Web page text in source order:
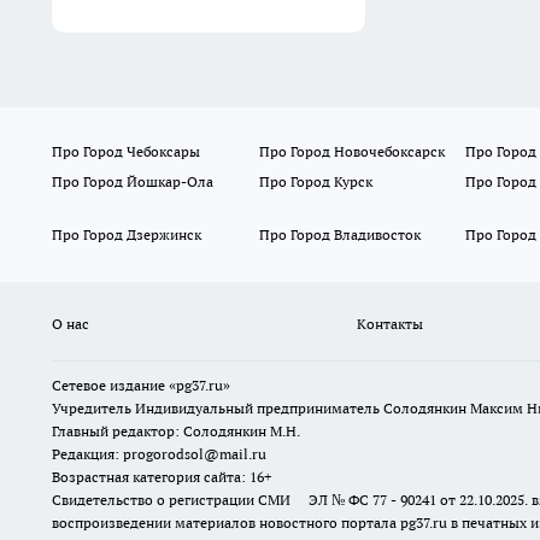
Про Город Чебоксары Про Город Новочебоксарск Про Город
Про Город Йошкар-Ола
Про Город Курск Про
Про Город Дзержинск
Про Город Владивосток Про Город
О нас Контакты
Сетевое издание «pg37.ru»
Учредитель Индивидуальный предприниматель Солодянкин Максим
Главный редактор: Солодянкин М.Н.
Редакция: progorodsol@mail.ru
Возрастная категория сайта: 16+
Свидетельство о регистрации СМИ ЭЛ № ФС 77 - 90241 от
воспроизведении материалов новостного портала pg37.ru в